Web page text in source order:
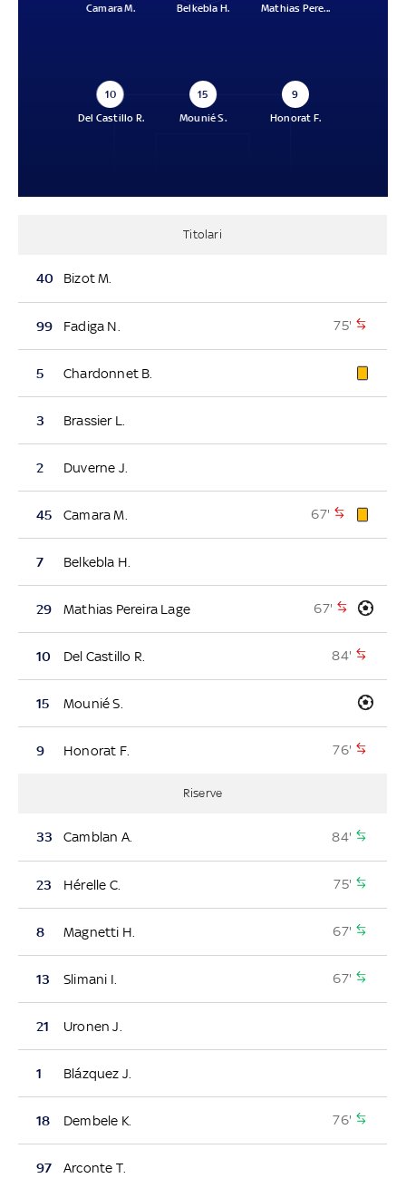
Camara M.
Belkebla H.
Mathias Pere...
10
Del Castillo R.
15
Mounié S.
9
Honorat F.
Titolari
40 Bizot M.
99 Fadiga N. 75'
5 Chardonnet B.
3 Brassier L.
2 Duverne J.
45 Camara M. 67'
7 Belkebla H.
29 Mathias Pereira Lage 67'
10 Del Castillo R. 84'
15 Mounié S.
9 Honorat F. 76'
Riserve
33 Camblan A. 84'
23 Hérelle C. 75'
8 Magnetti H. 67'
13 Slimani I. 67'
21 Uronen J.
1 Blázquez J.
18 Dembele K. 76'
97 Arconte T.